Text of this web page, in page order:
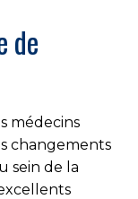
de
médecins
changements
sein de la